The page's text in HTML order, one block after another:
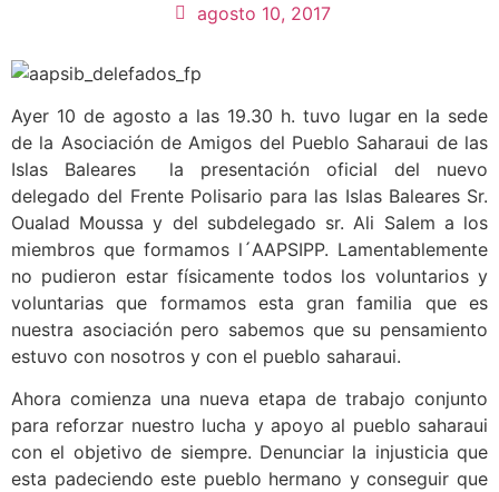
agosto 10, 2017
Ayer 10 de agosto a las 19.30 h. tuvo lugar en la sede
de la Asociación de Amigos del Pueblo Saharaui de las
Islas Baleares la presentación oficial del nuevo
delegado del Frente Polisario para las Islas Baleares Sr.
Oualad Moussa y del subdelegado sr. Ali Salem a los
miembros que formamos l´AAPSIPP. Lamentablemente
no pudieron estar físicamente todos los voluntarios y
voluntarias que formamos esta gran familia que es
nuestra asociación pero sabemos que su pensamiento
estuvo con nosotros y con el pueblo saharaui.
Ahora comienza una nueva etapa de trabajo conjunto
para reforzar nuestro lucha y apoyo al pueblo saharaui
con el objetivo de siempre. Denunciar la injusticia que
esta padeciendo este pueblo hermano y conseguir que